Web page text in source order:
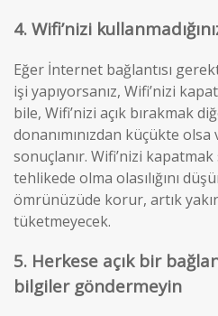
4. Wifi’nizi
Eğer İnternet bağlantısı
işi yapıyorsanız, Wifi’nizi
bile, Wifi’nizi açık bırakmak
donanımınızdan küçükte
sonuçlanır. Wifi’nizi
tehlikede olma olasılığını
ömrünüzüde korur, artık
tüketmeyecek.
5. Herkese açık bir
bilgiler göndermeyin